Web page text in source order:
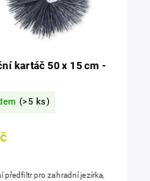
kartáč 50 x 15 cm -
(>5 ks)
předfiltr pro zahradní jezírka,